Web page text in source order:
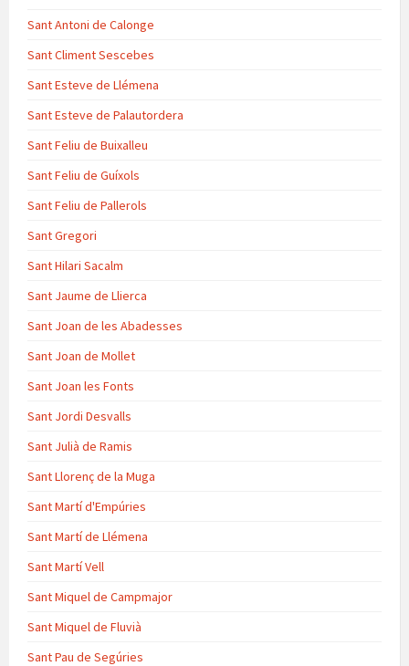
Sant Antoni de Calonge
Sant Climent Sescebes
Sant Esteve de Llémena
Sant Esteve de Palautordera
Sant Feliu de Buixalleu
Sant Feliu de Guíxols
Sant Feliu de Pallerols
Sant Gregori
Sant Hilari Sacalm
Sant Jaume de Llierca
Sant Joan de les Abadesses
Sant Joan de Mollet
Sant Joan les Fonts
Sant Jordi Desvalls
Sant Julià de Ramis
Sant Llorenç de la Muga
Sant Martí d'Empúries
Sant Martí de Llémena
Sant Martí Vell
Sant Miquel de Campmajor
Sant Miquel de Fluvià
Sant Pau de Segúries